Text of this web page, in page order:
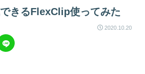
きるFlexClip使ってみた
2020.10.20